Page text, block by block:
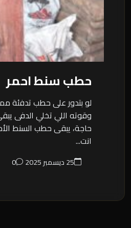
حطب سنط احمر
لو بتدور على حطب تدفئة
وقوته اللي تخلي الدفى
حاجة، يبقى حطب السنط
انت...
25 ديسمبر 2025 0